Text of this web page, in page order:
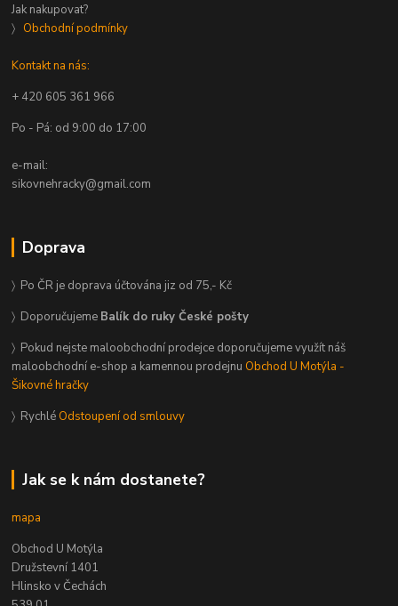
Jak nakupovat?
〉 Obchodní podmínky
Kontakt na nás:
+ 420 605 361 966
Po - Pá: od 9:00 do 17:00
e-mail:
sikovnehracky@gmail.com
Doprava
〉 Po ČR je doprava účtována jiz od 75,- Kč
〉 Doporučujeme Balík do ruky České pošty
〉 Pokud nejste maloobchodní prodejce doporučujeme využít náš
maloobchodní e-shop a kamennou prodejnu Obchod U Motýla -
Šikovné hračky
〉 Rychlé Odstoupení od smlouvy
Jak se k nám dostanete?
mapa
Obchod U Motýla
Družstevní 1401
Hlinsko v Čechách